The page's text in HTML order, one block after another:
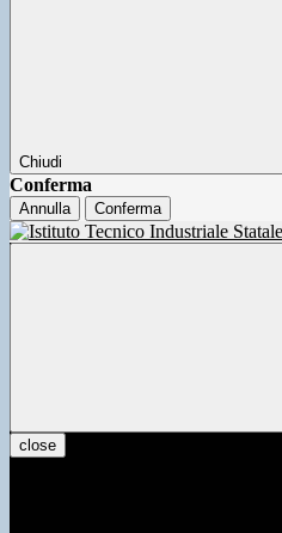
Chiudi
Conferma
Annulla Conferma
close